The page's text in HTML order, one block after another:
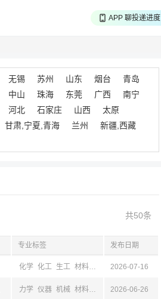
APP 聊投递进度
无锡 苏州 山东 烟台
青岛
中山 珠海 东莞 广西
南宁
河北 石家庄 山西
太原
甘肃,宁夏,青海 兰州
新疆,西藏
共50条
专业标签 发布日期
化学 化工 生工 材料 环境 农 物理 生物
2026-07-16
力学 仪器 机械 材料 电气 自动 计算机
2026-06-26